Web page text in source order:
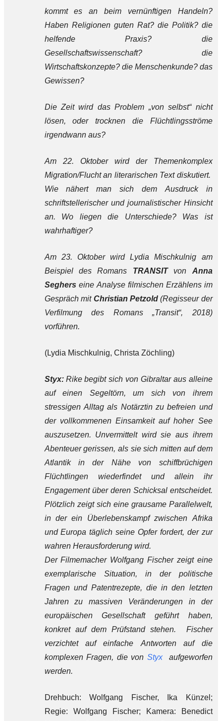
kommt es an beim vernünftigen Handeln?
Haben Religionen guten Rat? die Politik? die
helfende Praxis? die
Gesellschaftswissenschaft? die
Wirtschaftskonzepte? die Menschenkunde? das
Gewissen?
Die Zeit wird das Problem „von selbst“ nicht
lösen, oder trocknen die Flüchtlingsströme
irgendwann aus?
Am 22. Oktober wird der Themenkomplex
Migration/Flucht an literarischen Text diskutiert.
Wie nähert man sich dem Ausdruck in
schriftstellerischer und journalistischer Hinsicht
an. Wo liegen die Unterschiede? Was ist
wahrhaftiger?
Am 23. Oktober wird Lydia Mischkulnig am
Beispiel des Romans TRANSIT von Anna
Seghers eine Analyse filmischen Erzählens im
Gespräch mit Christian Petzold(Regisseur der
Verfilmung des Romans „Transit“, 2018)
vorführen.
(Lydia Mischkulnig, Christa Zöchling)
Styx: Rike begibt sich von Gibraltar aus alleine
auf einen Segeltörn, um sich von ihrem
stressigen Alltag als Notärztin zu befreien und
der vollkommenen Einsamkeit auf hoher See
auszusetzen. Unvermittelt wird sie aus ihrem
Abenteuer gerissen, als sie sich mitten auf dem
Atlantik in der Nähe von schiffbrüchigen
Flüchtlingen wiederfindet und allein ihr
Engagement über deren Schicksal entscheidet.
Plötzlich zeigt sich eine grausame Parallelwelt,
in der ein Überlebenskampf zwischen Afrika
und Europa täglich seine Opfer fordert, der zur
wahren Herausforderung wird.
Der Filmemacher Wolfgang Fischer zeigt eine
exemplarische Situation, in der politische
Fragen und Patentrezepte, die in den letzten
Jahren zu massiven Veränderungen in der
europäischen Gesellschaft geführt haben,
konkret auf dem Prüfstand stehen. Fischer
verzichtet auf einfache Antworten auf die
komplexen Fragen, die von Styx
aufgeworfen
werden.
Drehbuch: Wolfgang Fischer, Ika Künzel;
Regie: Wolfgang Fischer; Kamera: Benedict